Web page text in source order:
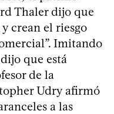
Thaler dijo que
crean el riesgo
Imitando
que está
de la
Udry afirmó
a las